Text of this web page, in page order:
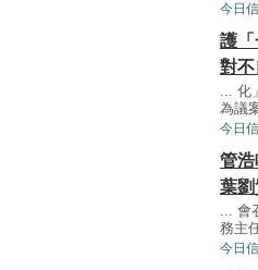
今日
護
對
... 化
為議
今日
管
葉劉
... 會
務主
今日